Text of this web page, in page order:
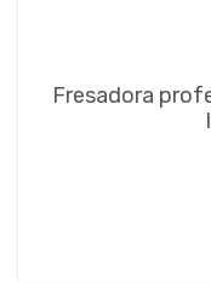
Fresadora